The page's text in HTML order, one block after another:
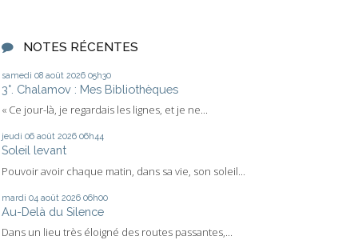
NOTES RÉCENTES
samedi 08 août 2026 05h30
3°. Chalamov : Mes Bibliothèques
« Ce jour-là, je regardais les lignes, et je ne...
jeudi 06 août 2026 06h44
Soleil levant
Pouvoir avoir chaque matin, dans sa vie, son soleil...
mardi 04 août 2026 06h00
Au-Delà du Silence
Dans un lieu très éloigné des routes passantes,...